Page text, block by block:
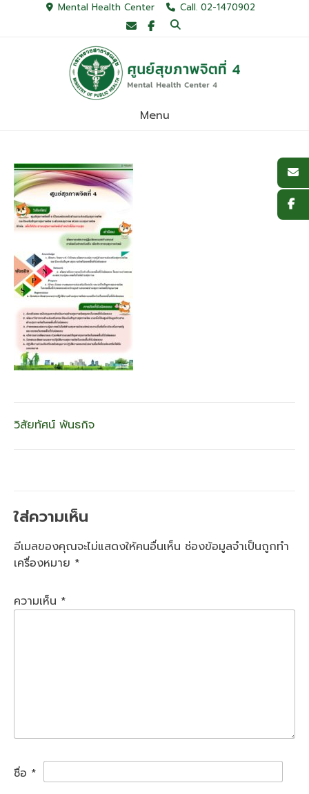
Mental Health Center Call. 02-1470902
Menu
แนะแนว
วิสัยทัศน์ พันธกิจ
ใส่ความเห็น
อีเมลของคุณจะไม่แสดงให้คนอื่นเห็น ช่องข้อมูลจำเป็นถูกทำ
เครื่องหมาย *
ความเห็น *
ชื่อ *